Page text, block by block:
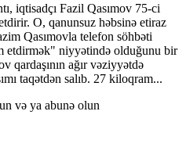
iqtisadçı Fazil Qasımov 75-ci
O, qanunsuz həbsinə etiraz
Qasımovla telefon söhbəti
etdirmək" niyyətində olduğunu bir
qardaşının ağır vəziyyətdə
taqətdən salıb. 27 kiloqram...
və ya abunə olun